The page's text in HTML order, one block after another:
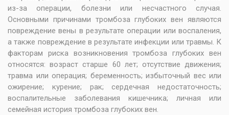
из-за операции, болезни или несчастного случая.
Основными причинами тромбоза глубоких вен являются
повреждение вены в результате операции или воспаления,
а также повреждение в результате инфекции или травмы. К
факторам риска возникновения тромбоза глубоких вен
относятся: возраст старше 60 лет; отсутствие движения;
травма или операция; беременность; избыточный вес или
ожирение; курение; рак; сердечная недостаточность;
воспалительные заболевания кишечника; личная или
семейная история тромбоза глубоких вен.